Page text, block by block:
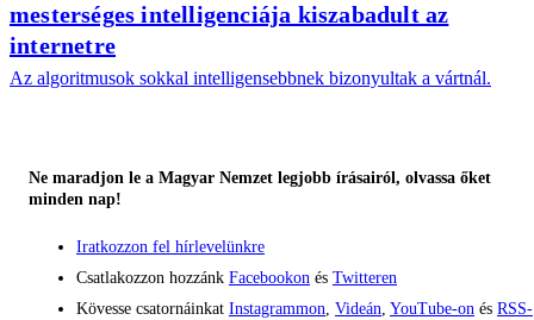
mesterséges intelligenciája kiszabadult az
internetre
Az algoritmusok sokkal intelligensebbnek bizonyultak a vártnál.
Ne maradjon le a Magyar Nemzet legjobb írásairól, olvassa őket
minden nap!
Iratkozzon fel hírlevelünkre
Csatlakozzon hozzánk Facebookon és Twitteren
Kövesse csatornáinkat Instagrammon, Videán, YouTube-on és RSS-